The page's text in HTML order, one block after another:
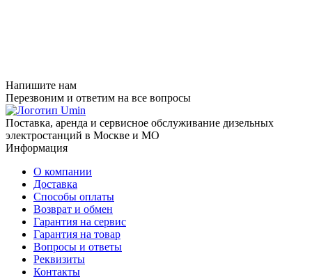
Напишите нам
Перезвоним и ответим на все вопросы
Поставка, аренда и сервисное обслуживание дизельных
электростанций в Москве и МО
Информация
О компании
Доставка
Способы оплаты
Возврат и обмен
Гарантия на сервис
Гарантия на товар
Вопросы и ответы
Реквизиты
Контакты